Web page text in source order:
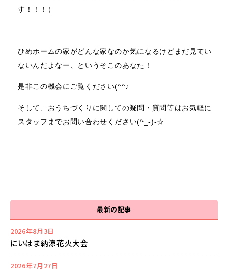
す！！！）
ひめホームの家がどんな家なのか気になるけどまだ見てい
ないんだよなー、というそこのあなた！
是非この機会にご覧ください(^^♪
そして、おうちづくりに関しての疑問・質問等はお気軽に
スタッフまでお問い合わせください(^_-)-☆
最新の記事
2026年8月3日
にいはま納涼花火大会
2026年7月27日